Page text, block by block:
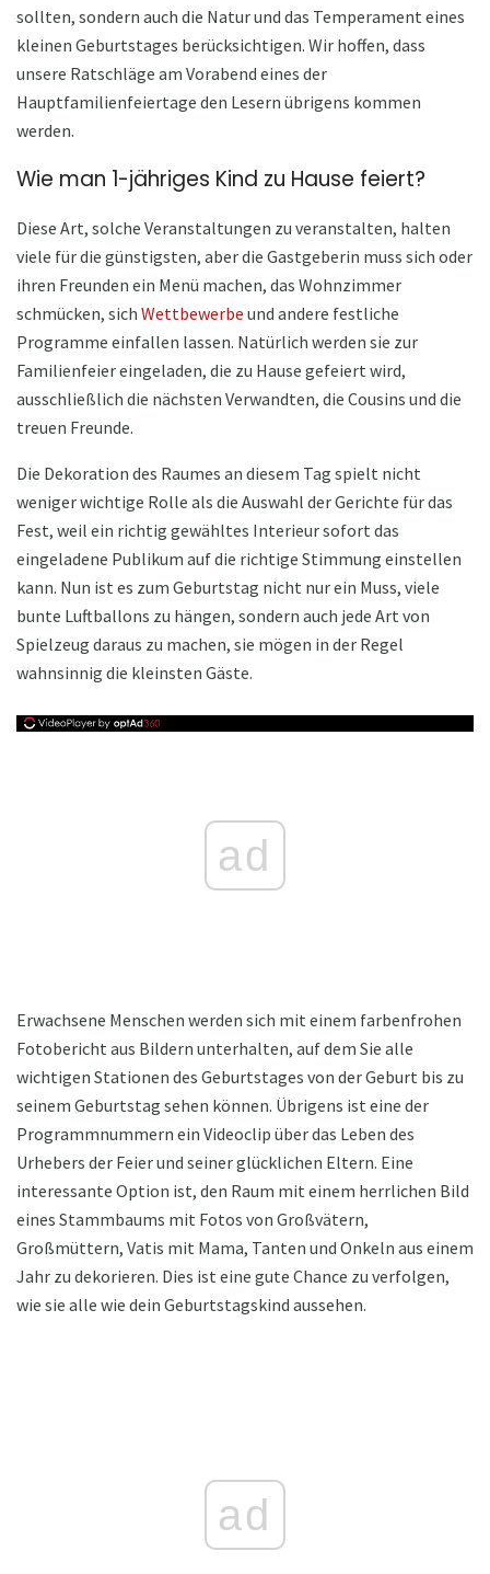
sollten, sondern auch die Natur und das Temperament eines
kleinen Geburtstages berücksichtigen. Wir hoffen, dass
unsere Ratschläge am Vorabend eines der
Hauptfamilienfeiertage den Lesern übrigens kommen
werden.
Wie man 1-jähriges Kind zu Hause feiert?
Diese Art, solche Veranstaltungen zu veranstalten, halten
viele für die günstigsten, aber die Gastgeberin muss sich oder
ihren Freunden ein Menü machen, das Wohnzimmer
schmücken, sich Wettbewerbe und andere festliche
Programme einfallen lassen. Natürlich werden sie zur
Familienfeier eingeladen, die zu Hause gefeiert wird,
ausschließlich die nächsten Verwandten, die Cousins ​​und die
treuen Freunde.
Die Dekoration des Raumes an diesem Tag spielt nicht
weniger wichtige Rolle als die Auswahl der Gerichte für das
Fest, weil ein richtig gewähltes Interieur sofort das
eingeladene Publikum auf die richtige Stimmung einstellen
kann. Nun ist es zum Geburtstag nicht nur ein Muss, viele
bunte Luftballons zu hängen, sondern auch jede Art von
Spielzeug daraus zu machen, sie mögen in der Regel
wahnsinnig die kleinsten Gäste.
ad
Erwachsene Menschen werden sich mit einem farbenfrohen
Fotobericht aus Bildern unterhalten, auf dem Sie alle
wichtigen Stationen des Geburtstages von der Geburt bis zu
seinem Geburtstag sehen können. Übrigens ist eine der
Programmnummern ein Videoclip über das Leben des
Urhebers der Feier und seiner glücklichen Eltern. Eine
interessante Option ist, den Raum mit einem herrlichen Bild
eines Stammbaums mit Fotos von Großvätern,
Großmüttern, Vatis mit Mama, Tanten und Onkeln aus einem
Jahr zu dekorieren. Dies ist eine gute Chance zu verfolgen,
wie sie alle wie dein Geburtstagskind aussehen.
ad